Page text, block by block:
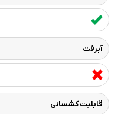
آبرفت
قابلیت کشسانی